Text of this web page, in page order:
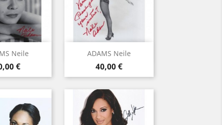
Neile
€
rapide ADAMS Neile
Prix
40,00 €
Aperçu rapide